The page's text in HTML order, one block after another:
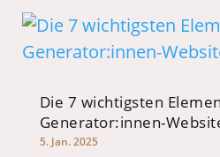
Die 7 wichtigsten
Generator:innen-
5. Jan. 2025